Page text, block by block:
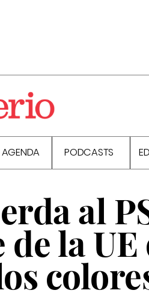
AGENDA PODCASTS
al
la UE